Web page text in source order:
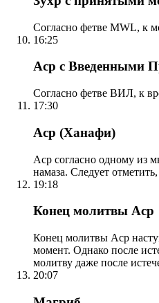
Согласно фетве MWL, к
16:25
Аср с Введенными
Согласно фетве ВИЛ, к
17:30
Аср (Ханафи)
Аср согласно одному из
намаза. Следует
19:18
Конец молитвы Аср
Конец молитвы Аср
момент. Однако после
молитву даже после
20:07